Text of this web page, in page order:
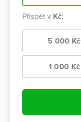
Přispět v Kč:
5 000 Kč
1 000 Kč